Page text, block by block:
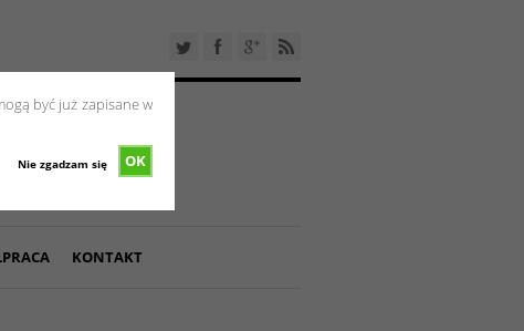
być już zapisane w
OK
Nie zgadzam się
KONTAKT